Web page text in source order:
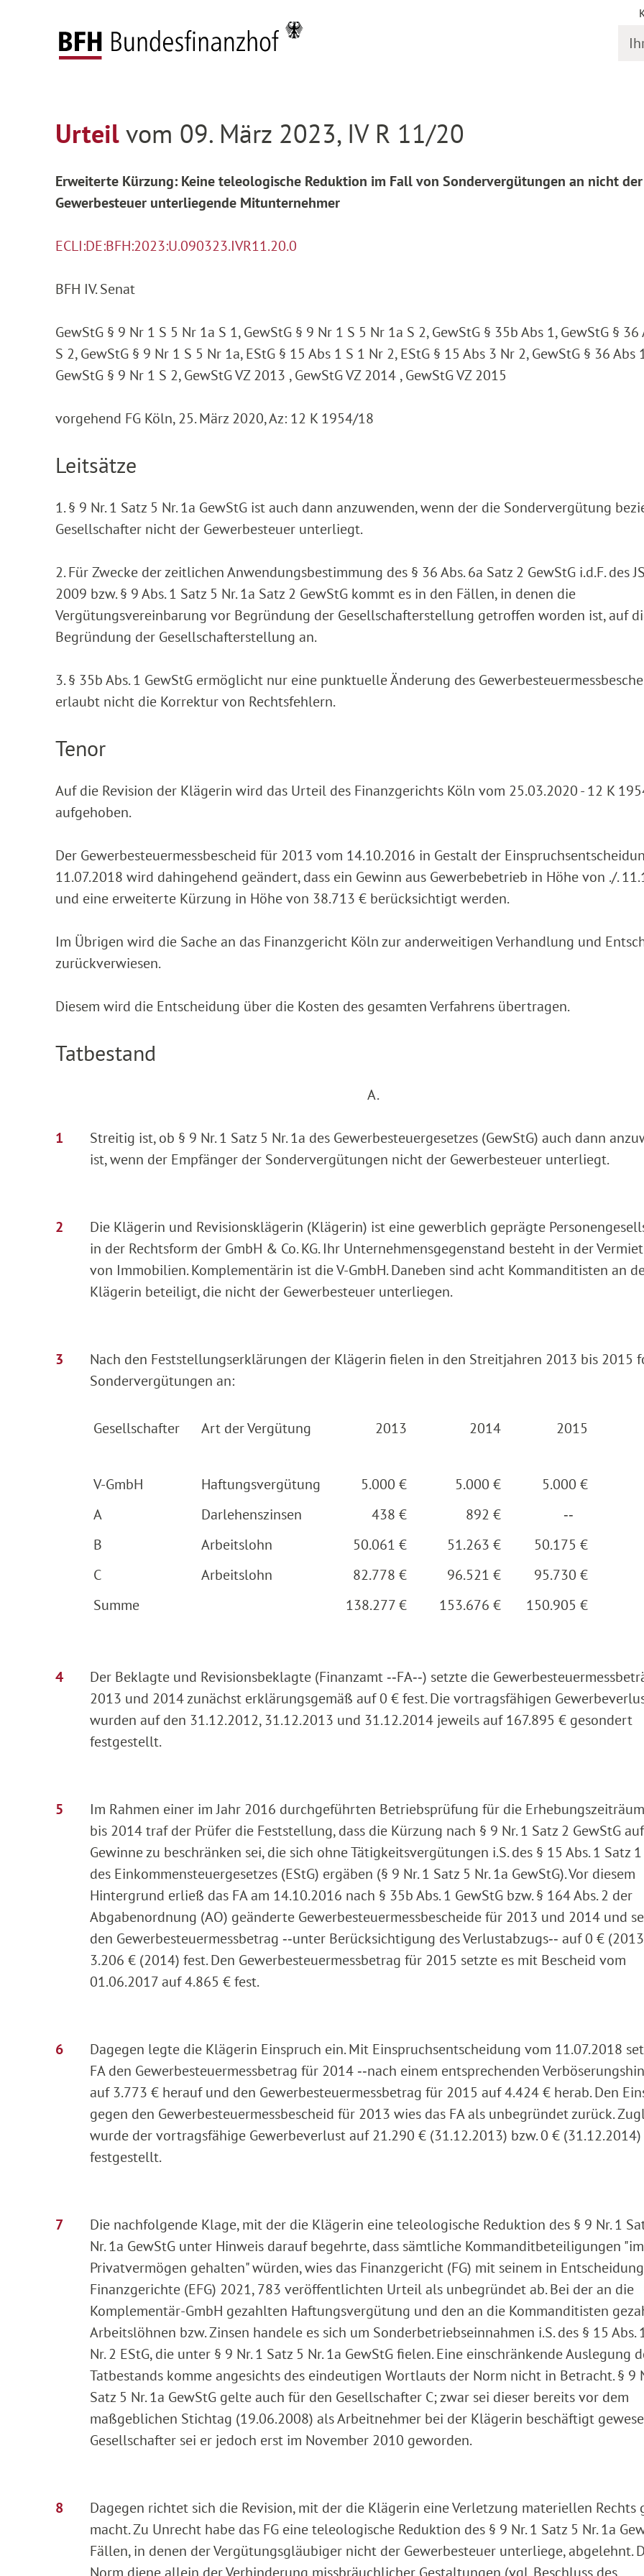
Startseite
Urteilvom 09. März 2023, IV R 11/20
Erweiterte Kürzung: Keine teleologische Reduktion im Fall von Sondervergütungen an nicht der
Gewerbesteuer unterliegende Mitunternehmer
ECLI:DE:BFH:2023:U.090323.IVR11.20.0
BFH IV. Senat
GewStG § 9 Nr 1 S 5 Nr 1a S 1, GewStG § 9 Nr 1 S 5 Nr 1a S 2, GewStG § 35b Abs 1, GewStG § 36
S 2, GewStG § 9 Nr 1 S 5 Nr 1a, EStG § 15 Abs 1 S 1 Nr 2, EStG § 15 Abs 3 Nr 2, GewStG § 36 Abs
GewStG § 9 Nr 1 S 2, GewStG VZ 2013 , GewStG VZ 2014 , GewStG VZ 2015
vorgehend FG Köln, 25. März 2020, Az: 12 K 1954/18
Leitsätze
1. § 9 Nr. 1 Satz 5 Nr. 1a GewStG ist auch dann anzuwenden, wenn der die Sondervergütung
Gesellschafter nicht der Gewerbesteuer unterliegt.
2. Für Zwecke der zeitlichen Anwendungsbestimmung des § 36 Abs. 6a Satz 2 GewStG i.d.F. des
2009 bzw. § 9 Abs. 1 Satz 5 Nr. 1a Satz 2 GewStG kommt es in den Fällen, in denen die
Vergütungsvereinbarung vor Begründung der Gesellschafterstellung getroffen worden ist, auf
Begründung der Gesellschafterstellung an.
3. § 35b Abs. 1 GewStG ermöglicht nur eine punktuelle Änderung des
erlaubt nicht die Korrektur von Rechtsfehlern.
Tenor
Auf die Revision der Klägerin wird das Urteil des Finanzgerichts Köln vom 25.03.2020 - 12 K
aufgehoben.
Der Gewerbesteuermessbescheid für 2013 vom 14.10.2016 in Gestalt der
11.07.2018 wird dahingehend geändert, dass ein Gewinn aus Gewerbebetrieb in Höhe von ./.
und eine erweiterte Kürzung in Höhe von 38.713 € berücksichtigt werden.
Im Übrigen wird die Sache an das Finanzgericht Köln zur anderweitigen Verhandlung und
zurückverwiesen.
Diesem wird die Entscheidung über die Kosten des gesamten Verfahrens übertragen.
Tatbestand
A.
Streitig ist, ob § 9 Nr. 1 Satz 5 Nr. 1a des Gewerbesteuergesetzes (GewStG) auch dann
ist, wenn der Empfänger der Sondervergütungen nicht der Gewerbesteuer unterliegt.
Die Klägerin und Revisionsklägerin (Klägerin) ist eine gewerblich geprägte
in der Rechtsform der GmbH & Co. KG. Ihr Unternehmensgegenstand besteht in der
von Immobilien. Komplementärin ist die V-GmbH. Daneben sind acht Kommanditisten an
Klägerin beteiligt, die nicht der Gewerbesteuer unterliegen.
Nach den Feststellungserklärungen der Klägerin fielen in den Streitjahren 2013 bis 2015
Sondervergütungen an:
Gesellschafter Art der Vergütung 2013 2014 2015
V-GmbH Haftungsvergütung 5.000 € 5.000 €
5.000 €
A
Darlehenszinsen 438 € 892 €
‑‑
B
Arbeitslohn 50.061 € 51.263 €
50.175 €
C
Arbeitslohn 82.778 € 96.521 €
95.730 €
Summe
138.277 € 153.676 € 150.905 €
Der Beklagte und Revisionsbeklagte (Finanzamt ‑‑FA‑‑) setzte die
2013 und 2014 zunächst erklärungsgemäß auf 0 € fest. Die vortragsfähigen
wurden auf den 31.12.2012, 31.12.2013 und 31.12.2014 jeweils auf 167.895 € gesondert
festgestellt.
Im Rahmen einer im Jahr 2016 durchgeführten Betriebsprüfung für die
bis 2014 traf der Prüfer die Feststellung, dass die Kürzung nach § 9 Nr. 1 Satz 2 GewStG
Gewinne zu beschränken sei, die sich ohne Tätigkeitsvergütungen i.S. des § 15 Abs. 1 Satz 1
des Einkommensteuergesetzes (EStG) ergäben (§ 9 Nr. 1 Satz 5 Nr. 1a GewStG). Vor diesem
Hintergrund erließ das FA am 14.10.2016 nach § 35b Abs. 1 GewStG bzw. § 164 Abs. 2 der
Abgabenordnung (AO) geänderte Gewerbesteuermessbescheide für 2013 und 2014 und
den Gewerbesteuermessbetrag ‑‑unter Berücksichtigung des Verlustabzugs‑‑ auf 0 €
3.206 € (2014) fest. Den Gewerbesteuermessbetrag für 2015 setzte es mit Bescheid vom
01.06.2017 auf 4.865 € fest.
Dagegen legte die Klägerin Einspruch ein. Mit Einspruchsentscheidung vom 11.07.2018
FA den Gewerbesteuermessbetrag für 2014 ‑‑nach einem entsprechenden
auf 3.773 € herauf und den Gewerbesteuermessbetrag für 2015 auf 4.424 € herab. Den
gegen den Gewerbesteuermessbescheid für 2013 wies das FA als unbegründet zurück.
wurde der vortragsfähige Gewerbeverlust auf 21.290 € (31.12.2013) bzw. 0 € (31.12.2014)
festgestellt.
Die nachfolgende Klage, mit der die Klägerin eine teleologische Reduktion des § 9 Nr. 1
Nr. 1a GewStG unter Hinweis darauf begehrte, dass sämtliche Kommanditbeteiligungen "im
Privatvermögen gehalten" würden, wies das Finanzgericht (FG) mit seinem in
Finanzgerichte (EFG) 2021, 783 veröffentlichten Urteil als unbegründet ab. Bei der an die
Komplementär-GmbH gezahlten Haftungsvergütung und den an die Kommanditisten
Arbeitslöhnen bzw. Zinsen handele es sich um Sonderbetriebseinnahmen i.S. des § 15 Abs.
Nr. 2 EStG, die unter § 9 Nr. 1 Satz 5 Nr. 1a GewStG fielen. Eine einschränkende Auslegung
Tatbestands komme angesichts des eindeutigen Wortlauts der Norm nicht in Betracht. § 9
Satz 5 Nr. 1a GewStG gelte auch für den Gesellschafter C; zwar sei dieser bereits vor dem
maßgeblichen Stichtag (19.06.2008) als Arbeitnehmer bei der Klägerin beschäftigt
Gesellschafter sei er jedoch erst im November 2010 geworden.
Dagegen richtet sich die Revision, mit der die Klägerin eine Verletzung materiellen Rechts
macht. Zu Unrecht habe das FG eine teleologische Reduktion des § 9 Nr. 1 Satz 5 Nr. 1a
Fällen, in denen der Vergütungsgläubiger nicht der Gewerbesteuer unterliege, abgelehnt.